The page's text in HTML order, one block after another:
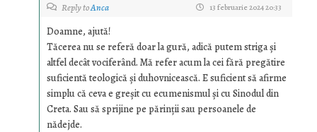
Reply toAnca 13 februarie 2024 20:33
Doamne, ajută!
Tăcerea nu se referă doar la gură, adică putem striga și
altfel decât vociferând. Mă refer acum la cei fără pregătire
suficientă teologică și duhovnicească. E suficient să afirme
simplu că ceva e greșit cu ecumenismul și cu Sinodul din
Creta. Sau să sprijine pe părinții sau persoanele de
nădejde.